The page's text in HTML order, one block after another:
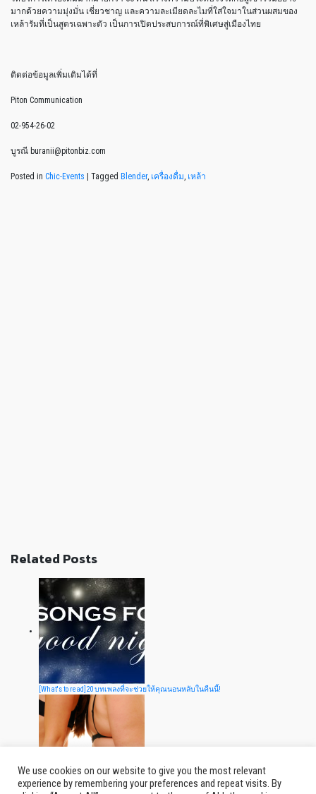
มากด้วยความมุ่งมั่น เชี่ยวชาญ และความละเมียดละไมที่ใส่ใจมาในส่วนผสมของ
เหล้ารัมที่เป็นสูตรเฉพาะตัว เป็นการเปิดประสบการณ์ที่พิเศษสู่เมืองไทย
ติดต่อข้อมูลเพิ่มเติมได้ที่
Piton Communication
02-954-26-02
บูรณี buranii@pitonbiz.com
Posted in Chic-Events | Tagged Blender, เครื่องดื่ม, เหล้า
Related Posts
[What's to read]20 บทเพลงที่จะช่วยให้คุณนอนหลับในคืนนี้!
We use cookies on our website to give you the most relevant
experience by remembering your preferences and repeat visits. By